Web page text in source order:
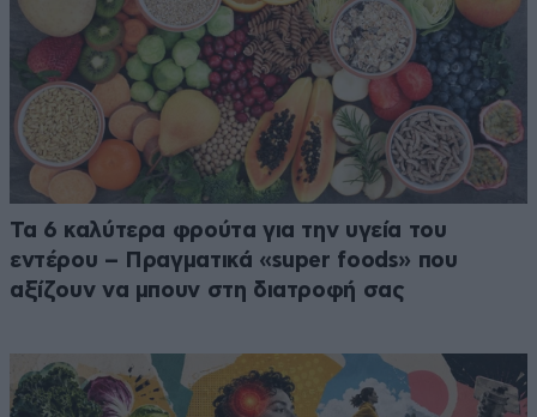
Τα 6 καλύτερα φρούτα για την υγεία του
εντέρου – Πραγματικά «super foods» που
αξίζουν να μπουν στη διατροφή σας